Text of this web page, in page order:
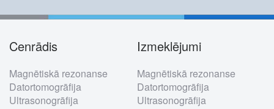
Footer
menu
Cenrādis
Magnētiskā rezonanse
Datortomogrāfija
Ultrasonogrāfija
Izmeklējumi
Magnētiskā rezonanse
Datortomogrāfija
Ultrasonogrāfija